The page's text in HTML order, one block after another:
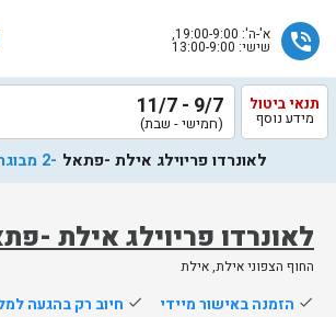
phone_in_talk א'-ה': 19:00-9:00,
שישי: 13:00-9:00
לאונרדו פריוילג אילת -
החוף הצפוני אילת, אילת
תנאי ביטול
מידע נוסף 9/7 - 11/7
(חמישי - שבת)
לאונרדו פריוילג אילת -פתאל -2 מבוגרים ל 2 לילות
done הזמנה באישור מיידי done חיוב רק בהגעה
שלח